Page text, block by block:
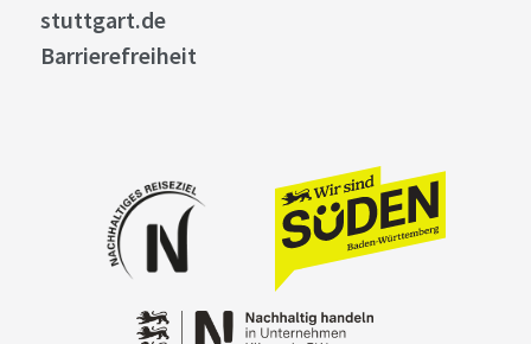
stuttgart.de
Barrierefreiheit